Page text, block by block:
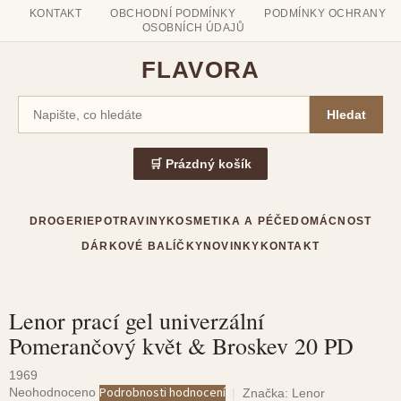
KONTAKT OBCHODNÍ PODMÍNKY
PODMÍNKY OCHRANY
OSOBNÍCH ÚDAJŮ
FLAVORA
Hledat
🛒 Prázdný košík
DROGERIE POTRAVINY KOSMETIKA A PÉČE DOMÁCNOST
DÁRKOVÉ BALÍČKY NOVINKY KONTAKT
Přejít
na
obsah
Lenor prací gel univerzální
Pomerančový květ & Broskev 20 PD
1969
Průměrné
Neohodnoceno Podrobnosti hodnocení Značka: Lenor